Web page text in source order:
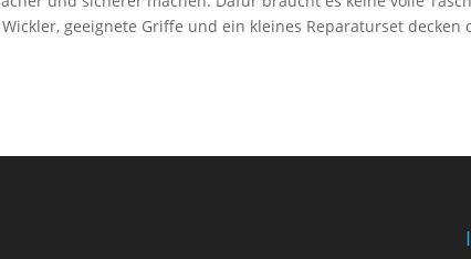
geeignete Griffe und ein kleines Reparaturset decken